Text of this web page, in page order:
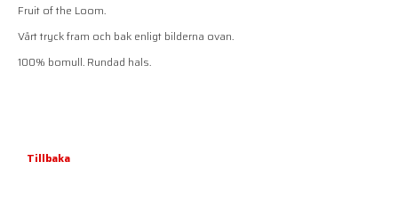
Fruit of the Loom.
Vårt tryck fram och bak enligt bilderna ovan.
100% bomull. Rundad hals.
Tillbaka